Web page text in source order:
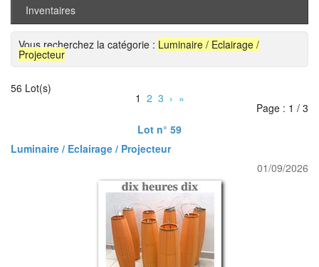
Inventaires
Vous recherchez la catégorie : Luminaire / Eclairage /
Projecteur
56 Lot(s)
1 2 3 › »
Page : 1 / 3
Lot n° 59
Luminaire / Eclairage / Projecteur
01/09/2026